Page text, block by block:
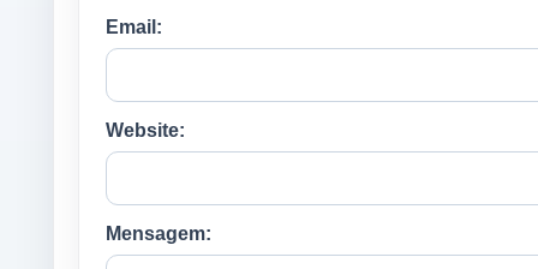
Email:
Website:
Mensagem: